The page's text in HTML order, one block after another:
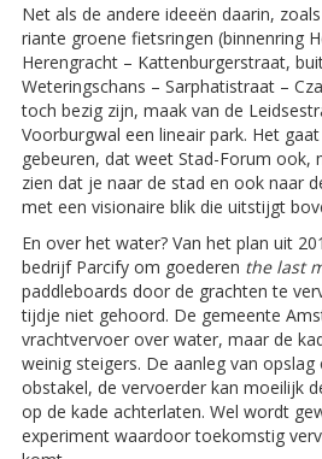
Net als de andere ideeën daarin,
riante groene fietsringen (binnenring
Herengracht – Kattenburgerstraat,
Weteringschans – Sarphatistraat –
toch bezig zijn, maak van de
Voorburgwal een lineair park. Het
gebeuren, dat weet Stad-Forum ook,
zien dat je naar de stad en ook naar
met een visionaire blik die uitstijgt
En over het water? Van het plan uit
bedrijf Parcify om goederen the last
paddleboards door de grachten te
tijdje niet gehoord. De gemeente
vrachtvervoer over water, maar de
weinig steigers. De aanleg van
obstakel, de vervoerder kan moeilijk
op de kade achterlaten. Wel wordt
experiment waardoor toekomstig